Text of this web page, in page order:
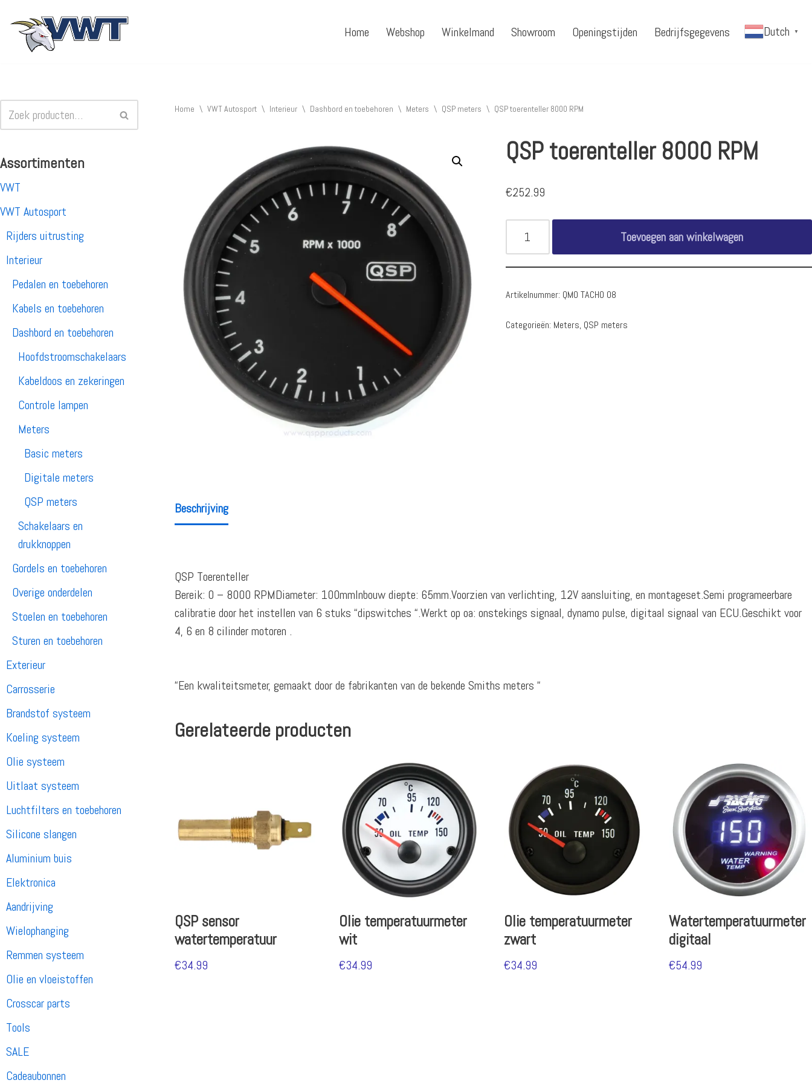
Ga
Home Webshop Winkelmand Showroom Openingstijden Bedrijfsgegevens Dutch ▼
Assortimenten
VWT
VWT Autosport
Rijders uitrusting
Interieur
Pedalen en toebehoren
Kabels en toebehoren
Dashbord en toebehoren
Hoofdstroomschakelaars
Kabeldoos en zekeringen
Controle lampen
Meters
Basic meters
Digitale meters
QSP meters
Schakelaars en
drukknoppen
Gordels en toebehoren
Overige onderdelen
Stoelen en toebehoren
Sturen en toebehoren
Exterieur
Carrosserie
Brandstof systeem
Koeling systeem
Olie systeem
Uitlaat systeem
Luchtfilters en toebehoren
Silicone slangen
Aluminium buis
Elektronica
Aandrijving
Wielophanging
Remmen systeem
Olie en vloeistoffen
Crosscar parts
Tools
SALE
Cadeaubonnen
Home \ VWT Autosport \ Interieur \ Dashbord en toebehoren \ Meters \ QSP meters \ QSP toerenteller 8000 RPM
QSP toerenteller 8000 RPM
€252.99
Toevoegen aan winkelwagen
Artikelnummer: QMO TACHO 08
Categorieën: Meters, QSP meters
Beschrijving
QSP Toerenteller
Bereik: 0 – 8000 RPMDiameter: 100mmInbouw diepte: 65mm.Voorzien van verlichting, 12V aansluiting, en montageset.Semi programeerbare
calibratie door het instellen van 6 stuks “dipswitches “.Werkt op oa: onstekings signaal, dynamo pulse, digitaal signaal van ECU.Geschikt voor
4, 6 en 8 cilinder motoren .
“Een kwaliteitsmeter, gemaakt door de fabrikanten van de bekende Smiths meters “
Gerelateerde producten
QSP sensor
watertemperatuur
€34.99
Olie temperatuurmeter
wit
€34.99
Olie temperatuurmeter
zwart
€34.99
Watertemperatuurmeter
digitaal
€54.99